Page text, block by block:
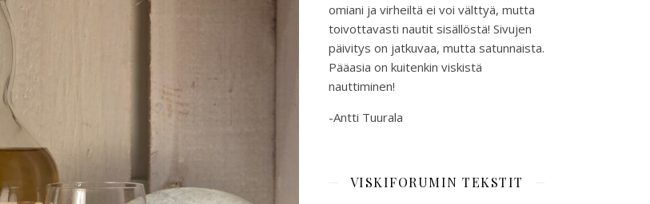
omiani ja virheiltä ei voi välttyä, mutta
toivottavasti nautit sisällöstä! Sivujen
päivitys on jatkuvaa, mutta satunnaista.
Pääasia on kuitenkin viskistä
nauttiminen!
-Antti Tuurala
VISKIFORUMIN TEKSTIT